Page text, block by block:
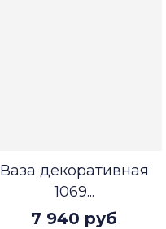
Ваза декоративная
1069...
7 940 руб